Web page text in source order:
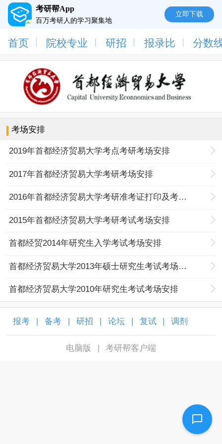
考研帮App
百万考研人的学习聚集地
立即下载
首页 院校专业 研招 报录比 分数
考场安排
2019年首都经济贸易大学考点考研考场安排
2017年首都经济贸易大学考研考场安排
2016年首都经济贸易大学考研准考证打印及考场安排公告
2015年首都经济贸易大学考研考试考场安排
首都经贸2014年研究生入学考试考场安排
首都经济贸易大学2013年硕士研究生考试考场安排
首都经济贸易大学2010年研究生考试考场安排
报考 备考 研招 论坛 复试 调剂
电脑版 考研帮客户端